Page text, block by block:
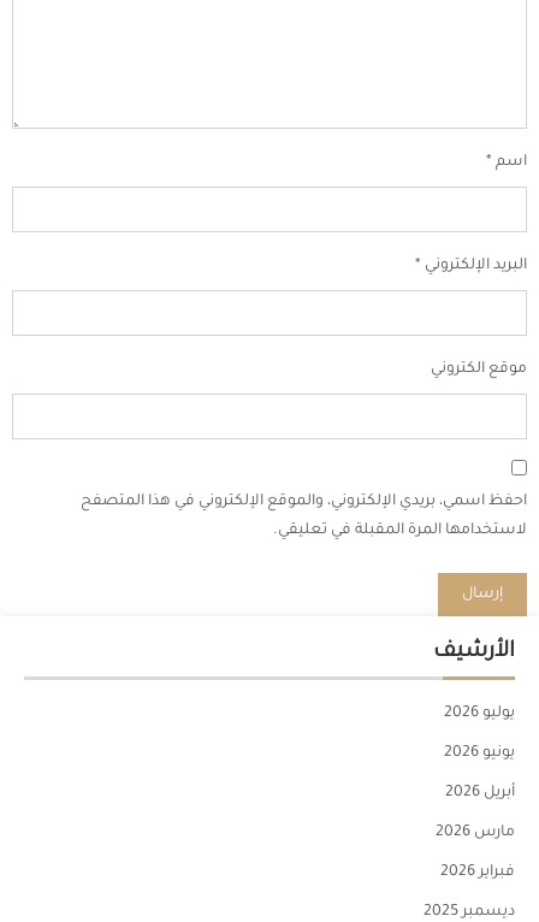
اسم *
البريد الإلكتروني *
موقع الكتروني
احفظ اسمي، بريدي الإلكتروني، والموقع الإلكتروني في هذا المتصفح
لاستخدامها المرة المقبلة في تعليقي.
الأرشيف
يوليو 2026
يونيو 2026
أبريل 2026
مارس 2026
فبراير 2026
ديسمبر 2025